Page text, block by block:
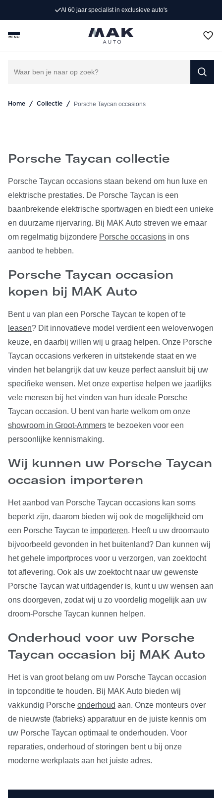
Persoonlijk advies op maat
MENU
Home / Collectie / Porsche Taycan occasions
Porsche Taycan occasions
CONTACT VIA WHATSAPP
Porsche Taycan collectie
Porsche Taycan occasions staan bekend om hun luxe en
elektrische prestaties. De Porsche Taycan is een
baanbrekende elektrische sportwagen en biedt een unieke
en duurzame rijervaring. Bij MAK Auto streven we ernaar
om regelmatig bijzondere Porsche occasions in ons
aanbod te hebben.
Porsche Taycan occasion
kopen bij MAK Auto
Bent u van plan een Porsche Taycan te kopen of te
leasen? Dit innovatieve model verdient een weloverwogen
keuze, en daarbij willen wij u graag helpen. Onze Porsche
Taycan occasions verkeren in uitstekende staat en we
vinden het belangrijk dat uw keuze perfect aansluit bij uw
specifieke wensen. Met onze expertise helpen we jaarlijks
vele mensen bij het vinden van hun ideale Porsche
Taycan occasion. U bent van harte welkom om onze
showroom in Groot-Ammers te bezoeken voor een
persoonlijke kennismaking.
Wij kunnen uw Porsche Taycan
occasion importeren
Het aanbod van Porsche Taycan occasions kan soms
beperkt zijn, daarom bieden wij ook de mogelijkheid om
een Porsche Taycan te importeren. Heeft u uw droomauto
bijvoorbeeld gevonden in het buitenland? Dan kunnen wij
het gehele importproces voor u verzorgen, van zoektocht
tot aflevering. Ook als uw zoektocht naar uw gewenste
Porsche Taycan wat uitdagender is, kunt u uw wensen aan
ons doorgeven, zodat wij u zo voordelig mogelijk aan uw
droom-Porsche Taycan kunnen helpen.
Onderhoud voor uw Porsche
Taycan occasion bij MAK Auto
Het is van groot belang om uw Porsche Taycan occasion
in topconditie te houden. Bij MAK Auto bieden wij
vakkundig Porsche onderhoud aan. Onze monteurs over
de nieuwste (fabrieks) apparatuur en de juiste kennis om
uw Porsche Taycan optimaal te onderhouden. Voor
reparaties, onderhoud of storingen bent u bij onze
moderne werkplaats aan het juiste adres.